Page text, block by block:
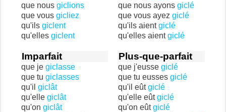
que nous giclions
que vous gicliez
qu'ils giclent
qu'elles giclent
que nous ayons giclé
que vous ayez giclé
qu'ils aientgiclé
qu'elles aientgiclé
Imparfait
que je giclasse
que tu giclasses
qu'il giclât
qu'elle giclât
qu'on giclât
Plus-que-parfait
que j'eusse giclé
que tu eusses giclé
qu'il eûtgiclé
qu'elle eûtgiclé
qu'on eûtgiclé